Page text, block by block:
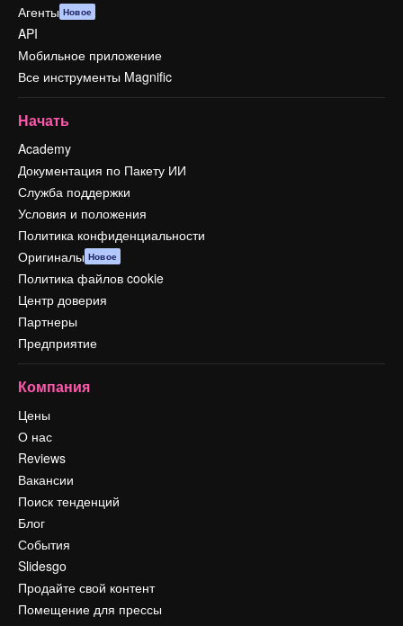
Агенты Новое
API
Мобильное приложение
Все инструменты Magnific
Начать
Academy
Документация по Пакету ИИ
Служба поддержки
Условия и положения
Политика конфиденциальности
Оригиналы Новое
Политика файлов cookie
Центр доверия
Партнеры
Предприятие
Компания
Цены
О нас
Reviews
Вакансии
Поиск тенденций
Блог
События
Slidesgo
Продайте свой контент
Помещение для прессы